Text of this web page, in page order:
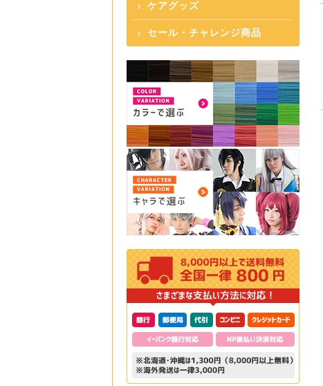
ケアグッズ
セール・チャレンジ商品